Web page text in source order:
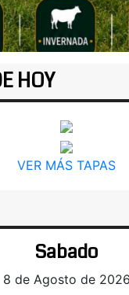
HOY
VER MÁS TAPAS
Sabado
8 de Agosto de 2026